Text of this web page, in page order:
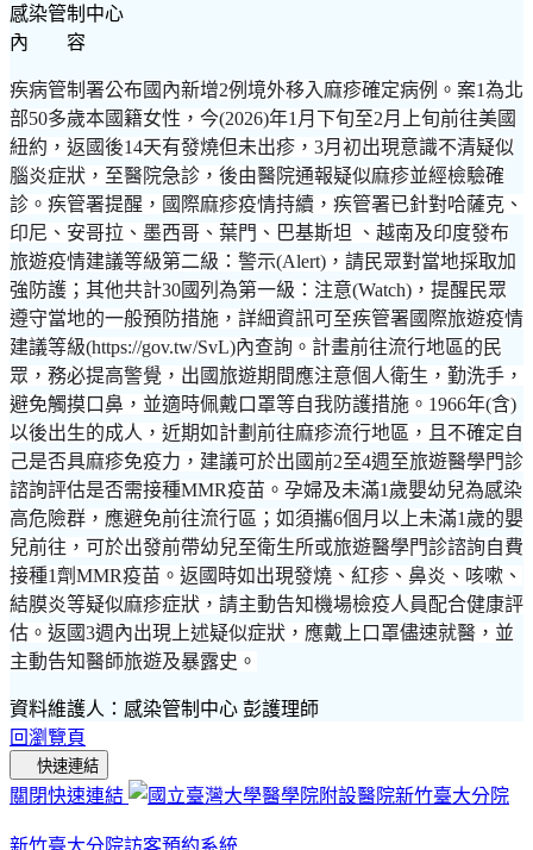
感染管制中心
內 容
疾病管制署公布國內新增2例境外移入麻疹確定病例。案1為北
部50多歲本國籍女性，今(2026)年1月下旬至2月上旬前往美國
紐約，返國後14天有發燒但未出疹，3月初出現意識不清疑似
腦炎症狀，至醫院急診，後由醫院通報疑似麻疹並經檢驗確
診。疾管署提醒，國際麻疹疫情持續，疾管署已針對哈薩克、
印尼、安哥拉、墨西哥、葉門、巴基斯坦 、越南及印度發布
旅遊疫情建議等級第二級：警示(Alert)，請民眾對當地採取加
強防護；其他共計30國列為第一級：注意(Watch)，提醒民眾
遵守當地的一般預防措施，詳細資訊可至疾管署國際旅遊疫情
建議等級(https://gov.tw/SvL)內查詢。計畫前往流行地區的民
眾，務必提高警覺，出國旅遊期間應注意個人衛生，勤洗手，
避免觸摸口鼻，並適時佩戴口罩等自我防護措施。1966年(含)
以後出生的成人，近期如計劃前往麻疹流行地區，且不確定自
己是否具麻疹免疫力，建議可於出國前2至4週至旅遊醫學門診
諮詢評估是否需接種MMR疫苗。孕婦及未滿1歲嬰幼兒為感染
高危險群，應避免前往流行區；如須攜6個月以上未滿1歲的嬰
兒前往，可於出發前帶幼兒至衛生所或旅遊醫學門診諮詢自費
接種1劑MMR疫苗。返國時如出現發燒、紅疹、鼻炎、咳嗽、
結膜炎等疑似麻疹症狀，請主動告知機場檢疫人員配合健康評
估。返國3週內出現上述疑似症狀，應戴上口罩儘速就醫，並
主動告知醫師旅遊及暴露史。
資料維護人：感染管制中心 彭護理師
回瀏覽頁
快速連結
關閉快速連結